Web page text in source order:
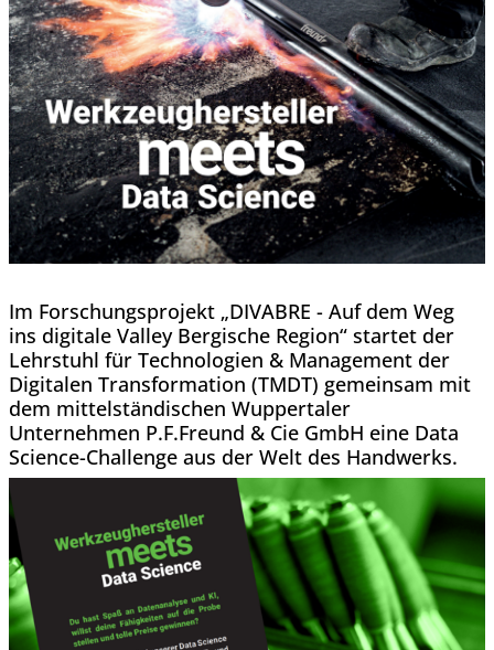
Im Forschungsprojekt „DIVABRE - Auf dem Weg
ins digitale Valley Bergische Region“ startet der
Lehrstuhl für Technologien & Management der
Digitalen Transformation (TMDT) gemeinsam mit
dem mittelständischen Wuppertaler
Unternehmen P.F.Freund & Cie GmbH eine Data
Science-Challenge aus der Welt des Handwerks.